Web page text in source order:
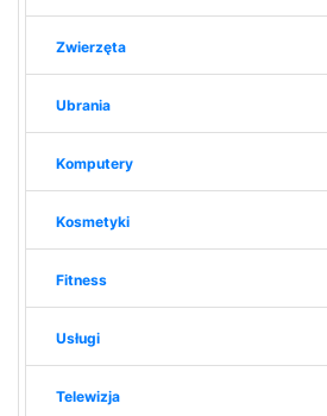
Zwierzęta
Ubrania
Komputery
Kosmetyki
Fitness
Usługi
Telewizja